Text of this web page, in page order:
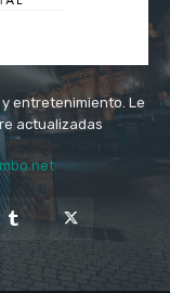
entretenimiento. Le
actualizadas